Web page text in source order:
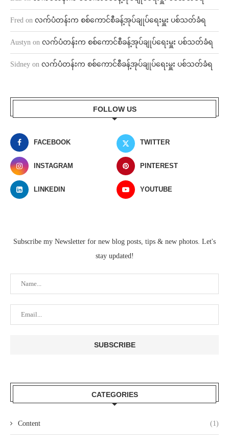
Fred on လက်ပံတန်းက စစ်ကောင်စီခန့်အုပ်ချုပ်ရေးမှူး ပစ်သတ်ခံရ
Austyn on လက်ပံတန်းက စစ်ကောင်စီခန့်အုပ်ချုပ်ရေးမှူး ပစ်သတ်ခံရ
Sidney on လက်ပံတန်းက စစ်ကောင်စီခန့်အုပ်ချုပ်ရေးမှူး ပစ်သတ်ခံရ
FOLLOW US
FACEBOOK TWITTER
INSTAGRAM PINTEREST
LINKEDIN YOUTUBE
Subscribe my Newsletter for new blog posts, tips & new photos. Let's
stay updated!
CATEGORIES
Content (1)